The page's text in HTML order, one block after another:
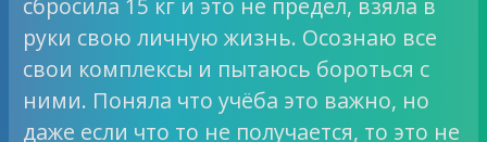
руки свою личную жизнь. Осознаю все
свои комплексы и пытаюсь бороться с
ними. Поняла что учёба это важно, но
даже если что то не получается, то это не